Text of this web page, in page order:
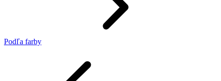
Podľa farby